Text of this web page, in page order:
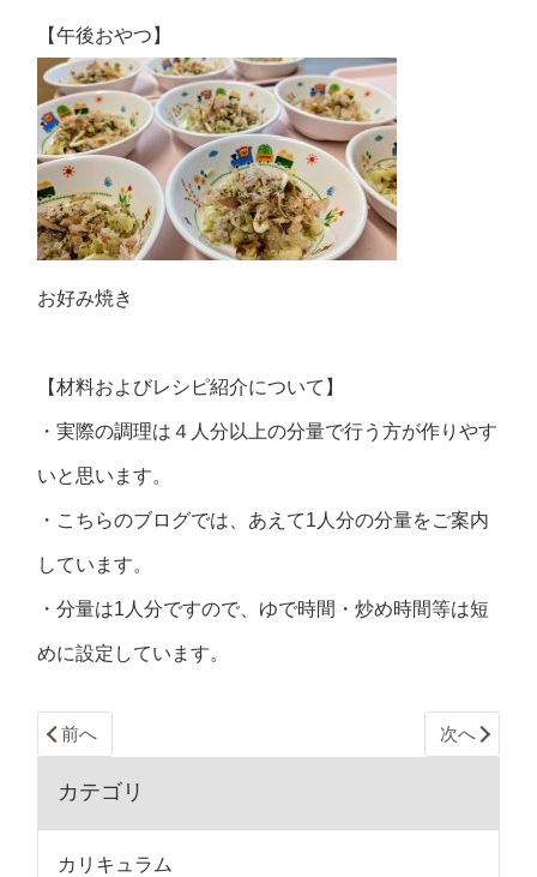
【午後おやつ】
お好み焼き
【材料およびレシピ紹介について】
・実際の調理は４人分以上の分量で行う方が作りやす
いと思います。
・こちらのブログでは、あえて1人分の分量をご案内
しています。
・分量は1人分ですので、ゆで時間・炒め時間等は短
めに設定しています。
前へ 次へ
カテゴリ
カリキュラム